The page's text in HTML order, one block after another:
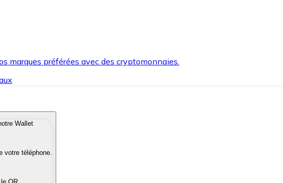
marques préférées avec des cryptomonnaies.
intéressent rapidement et en toute sécurité.
monnaie fiduciaire lorsque vous en avez besoin.
Wallet
votre téléphone.